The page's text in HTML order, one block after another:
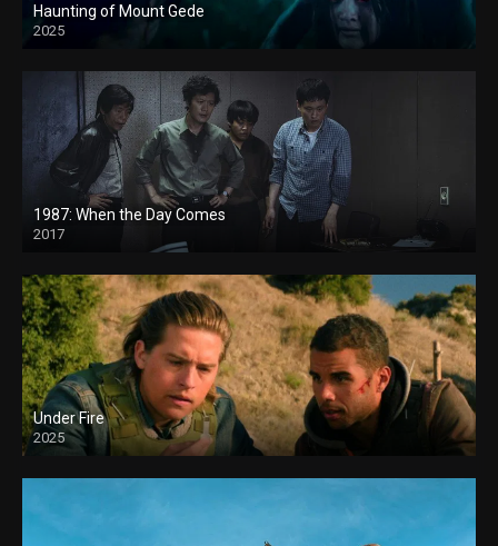
Haunting of Mount Gede
2025
1987: When the Day Comes
2017
Under Fire
2025